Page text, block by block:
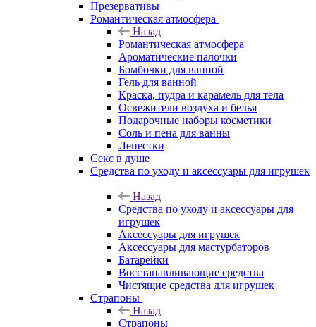
Презервативы
Романтическая атмосфера
Назад
Романтическая атмосфера
Ароматические палочки
Бомбочки для ванной
Гель для ванной
Краска, пудра и карамель для тела
Освежители воздуха и белья
Подарочные наборы косметики
Соль и пена для ванны
Лепестки
Секс в душе
Средства по уходу и аксессуары для игрушек
Назад
Средства по уходу и аксессуары для
игрушек
Аксессуары для игрушек
Аксессуары для мастурбаторов
Батарейки
Восстанавливающие средства
Чистящие средства для игрушек
Страпоны
Назад
Страпоны